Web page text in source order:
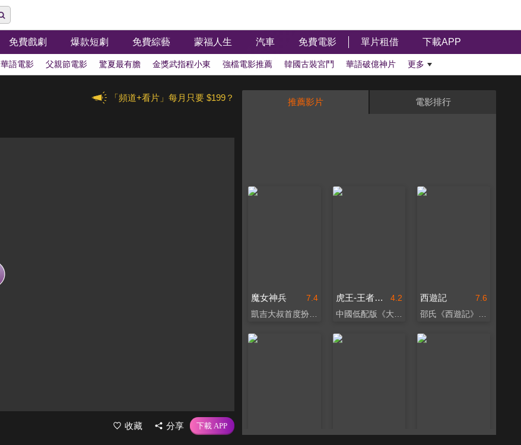
免費戲劇 爆款短劇 免費綜藝 蒙福人生 汽車 免費電影 單片租借 下載APP
華語電影 父親節電影 驚夏最有膽 金獎武指程小東 強檔電影推薦 韓國古裝宮鬥 華語破億神片 更多
「頻道+看片」每月只要 $199？
收藏 分享
推薦影片 電影排行
7.4
魔女神兵
凱吉大叔首度扮中古騎士
4.2
虎王-王者歸來
中國低配版《大虎》
7.6
西遊記
邵氏《西遊記》系列首作